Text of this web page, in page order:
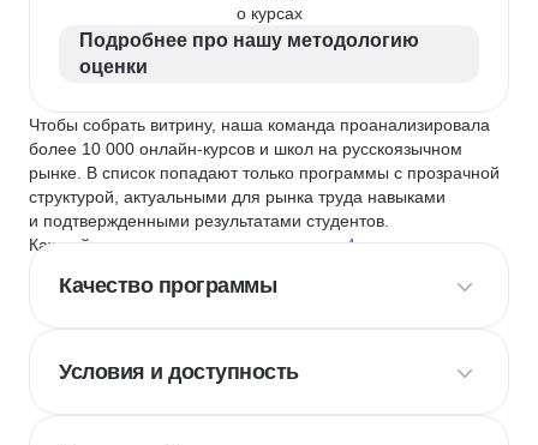
о курсах
Подробнее про нашу методологию
оценки
Чтобы собрать витрину, наша команда проанализировала
более 10 000 онлайн-курсов и школ на русскоязычном
рынке. В список попадают только программы с прозрачной
структурой, актуальными для рынка труда навыками
и подтвержденными результатами студентов.
Каждый курс и школу мы оцениваем по
4 критериям
Качество программы
Условия и доступность